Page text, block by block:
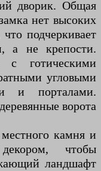
дворик. Общая
нет высоких
подчеркивает
а не крепости.
готическими
угловыми
и порталами.
ворота
камня и
чтобы
ландшафт